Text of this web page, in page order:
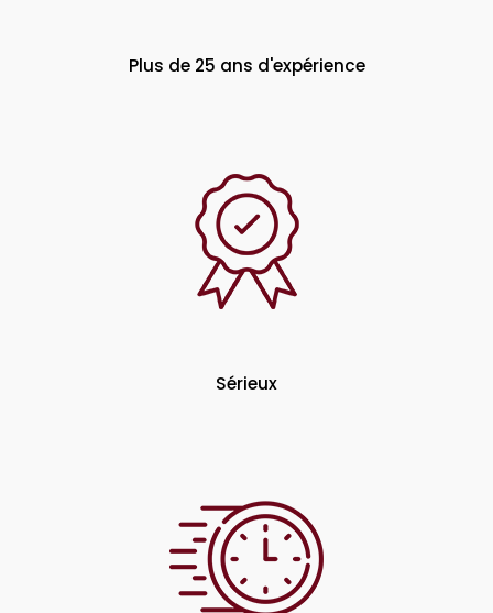
Plus de 25 ans d'expérience
Sérieux